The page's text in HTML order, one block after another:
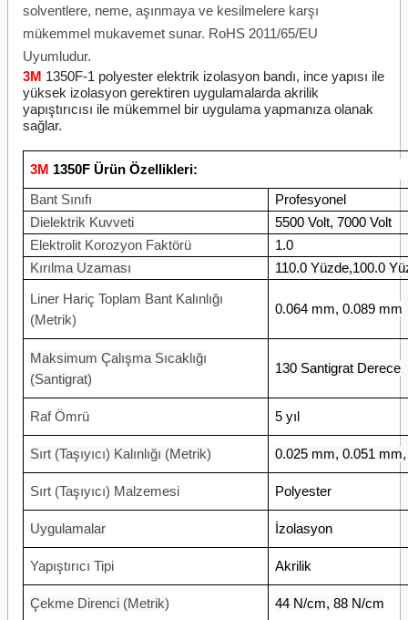
solventlere, neme, aşınmaya ve kesilmelere karşı
mükemmel mukavemet sunar. RoHS 2011/65/EU
Uyumludur.
3M 1350F-1 polyester elektrik izolasyon bandı, ince yapısı ile
yüksek izolasyon gerektiren uygulamalarda akrilik
yapıştırıcısı ile mükemmel bir uygulama yapmanıza olanak
sağlar.
3M 1350F Ürün Özellikleri:
Bant Sınıfı
Profesyonel
Dielektrik Kuvveti
5500 Volt, 7000 Volt
Elektrolit Korozyon Faktörü
1.0
Kırılma Uzaması
110.0 Yüzde,100.0
Liner Hariç Toplam Bant Kalınlığı
(Metrik)
0.064 mm, 0.089 mm
Maksimum Çalışma Sıcaklığı
(Santigrat)
130 Santigrat Derece
Raf Ömrü 5 yıl
Sırt (Taşıyıcı) Kalınlığı (Metrik) 0.025 mm, 0.051
Sırt (Taşıyıcı) Malzemesi Polyester
Uygulamalar İzolasyon
Yapıştırıcı Tipi Akrilik
Çekme Direnci (Metrik) 44 N/cm, 88 N/cm